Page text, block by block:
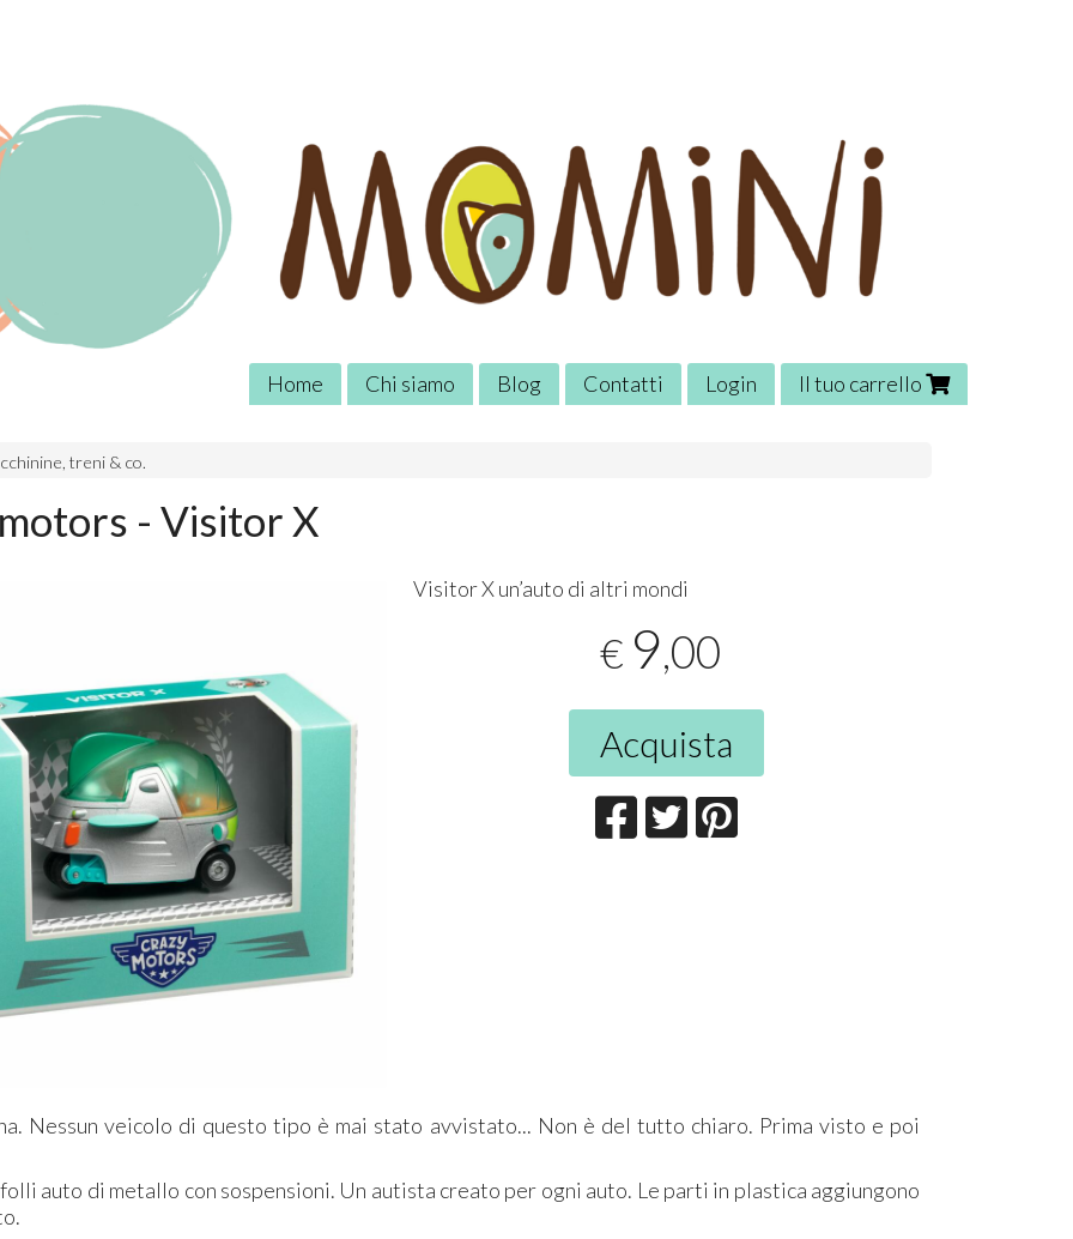
Home Chi siamo Blog Contatti Login Il tuo carrello
treni & co.
- Visitor X
Visitor X un’auto di altri mondi
€ 9,00
Acquista
Nessun veicolo di questo tipo è mai stato avvistato... Non è del tutto chiaro. Prima visto e poi
auto di metallo con sospensioni. Un autista creato per ogni auto. Le parti in plastica aggiungono